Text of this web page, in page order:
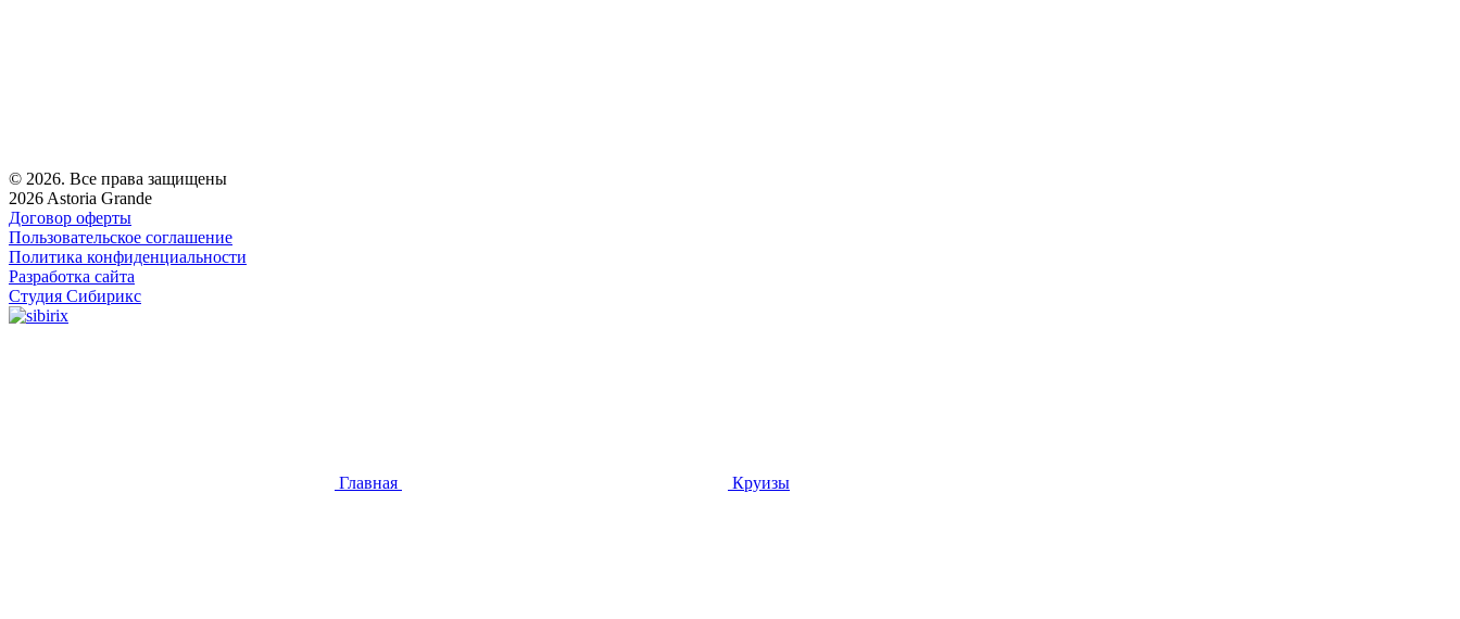
© 2026. Все права защищены
2026 Astoria Grande
Договор оферты
Пользовательское соглашение
Политика конфиденциальности
Разработка сайта
Студия Сибирикс
Главная Круизы